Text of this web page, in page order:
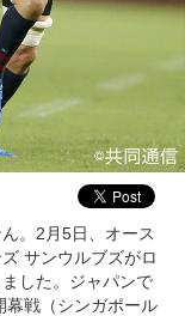
。2月5日、オース
サンウルブズがロ
した。ジャパンで
幕戦（シンガポール